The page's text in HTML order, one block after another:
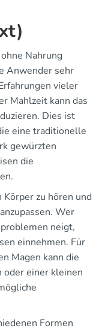
Nahrung
Anwender sehr
vieler
Mahlzeit kann das
Dies ist
eine traditionelle
gewürzten
die
zu hören und
Wer
neigt,
einnehmen. Für
Magen kann die
einer kleinen
Formen